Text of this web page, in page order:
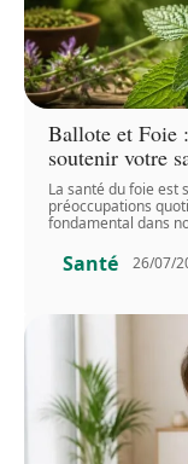
Ballote et Foie
soutenir votre
La santé du foie est
préoccupations
fondamental dans
Santé 26/07/